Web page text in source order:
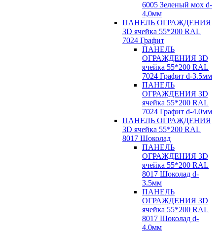
6005 Зеленый мох d-
4,0мм
ПАНЕЛЬ ОГРАЖДЕНИЯ
3D ячейка 55*200 RAL
7024 Графит
ПАНЕЛЬ
ОГРАЖДЕНИЯ 3D
ячейка 55*200 RAL
7024 Графит d-3.5мм
ПАНЕЛЬ
ОГРАЖДЕНИЯ 3D
ячейка 55*200 RAL
7024 Графит d-4.0мм
ПАНЕЛЬ ОГРАЖДЕНИЯ
3D ячейка 55*200 RAL
8017 Шоколад
ПАНЕЛЬ
ОГРАЖДЕНИЯ 3D
ячейка 55*200 RAL
8017 Шоколад d-
3.5мм
ПАНЕЛЬ
ОГРАЖДЕНИЯ 3D
ячейка 55*200 RAL
8017 Шоколад d-
4.0мм